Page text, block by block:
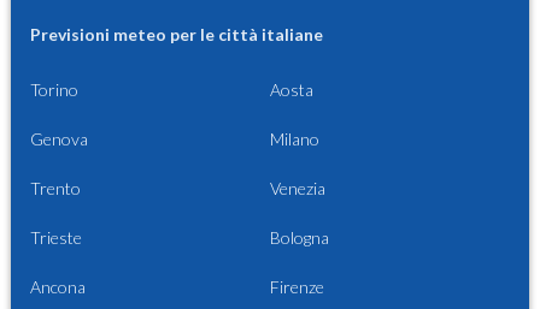
Previsioni meteo per le città italiane
Torino Aosta
Genova Milano
Trento Venezia
Trieste Bologna
Ancona Firenze